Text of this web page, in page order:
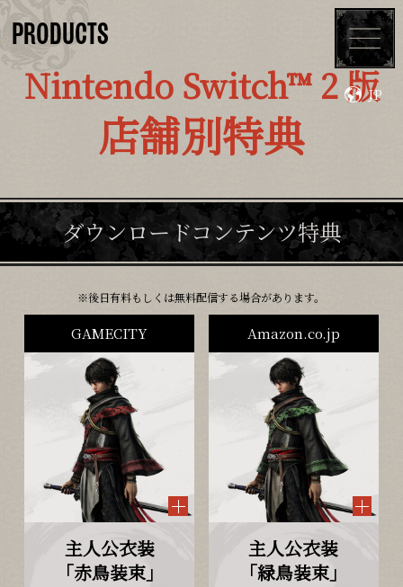
JP
ABOUT
MOVIES TOPICS
PRODUCTS UPDATE
DLC
Follow Us
購入 / Wishlist
PRODUCTS
Nintendo Switch™ 2 版
店舗別特典
ダウンロードコンテンツ特典
後日有料もしくは無料配信する場合があります。
GAMECITY
主人公衣装
「赤鳥装束」
Amazon.co.jp
主人公衣装
「緑鳥装束」